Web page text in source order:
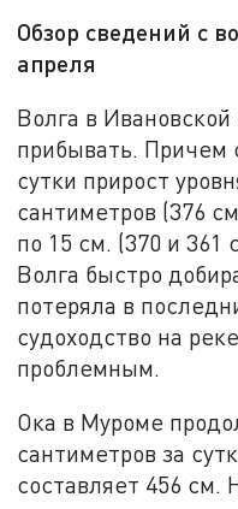
Обзор сведений с
апреля
Волга в
прибывать. Причем
сутки прирост
сантиметров (376
по 15 см. (370 и 361
Волга быстро
потеряла в
судоходство на
проблемным.
Ока в Муроме
сантиметров за
составляет 456 см.